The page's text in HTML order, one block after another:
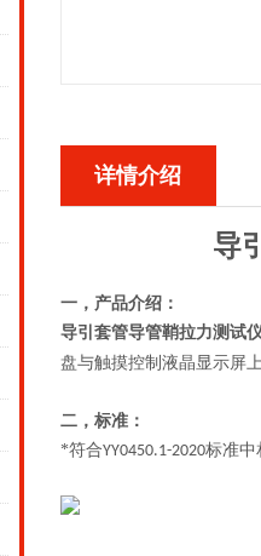
详情介绍
导
一，产品介绍 ：
导引套管导管鞘拉力测试
盘与触摸控制液晶显示屏
二， 标准：
*符合YY0450.1-2020标准中